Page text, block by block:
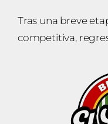
Tras una breve
competitiva,